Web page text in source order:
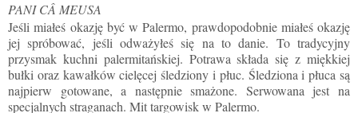
PANI CÂ MEUSA
Jeśli miałeś okazję być w Palermo, prawdopodobnie miałeś okazję
jej spróbować, jeśli odważyłeś się na to danie. To tradycyjny
przysmak kuchni palermitańskiej. Potrawa składa się z miękkiej
bułki oraz kawałków cielęcej śledziony i płuc. Śledziona i płuca są
najpierw gotowane, a następnie smażone. Serwowana jest na
specjalnych straganach. Mit targowisk w Palermo.